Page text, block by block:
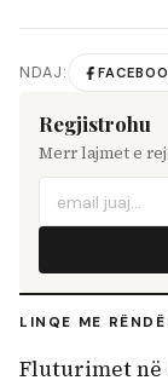
NDAJ:
Regjistrohu
Merr lajmet e
LINQE ME
Fluturimet në